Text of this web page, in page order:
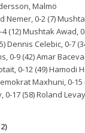
Malmö
Nemer, 0-2 (7)
(12) Mushtak Awad,
Dennis Celebic, 0-7
0-9 (42) Amar
0-12 (49) Hamodi
Maxhuni, 0-15
0-17 (58) Roland